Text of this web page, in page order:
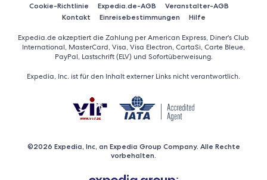
Cookie-Richtlinie
Expedia.de-AGB
Veranstalter-AGB
Kontakt
Einreisebestimmungen Hilfe
Expedia.de akzeptiert die Zahlung per American Express, Diner's Club
International, MasterCard, Visa, Visa Electron, CartaSi, Carte Bleue,
PayPal, Lastschrift (ELV) und Sofortüberweisung.
Expedia, Inc. ist für den Inhalt externer Links nicht verantwortlich.
©2026 Expedia, Inc, an Expedia Group Company. Alle Rechte
vorbehalten.